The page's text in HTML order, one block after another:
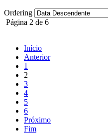
Ordering
Página 2 de 6
Início
Anterior
1
2
3
4
5
6
Próximo
Fim